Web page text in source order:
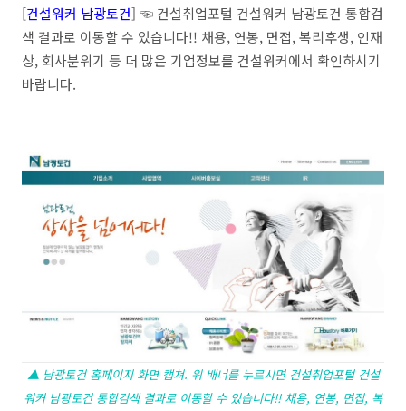
[건설워커 남광토건] ☜ 건설취업포털 건설워커 남광토건 통합검
색 결과로 이동할 수 있습니다!! 채용, 연봉, 면접, 복리후생, 인재
상, 회사분위기 등 더 많은 기업정보를 건설워커에서 확인하시기
바랍니다.
▲ 남광토건 홈페이지 화면 캡쳐. 위 배너를 누르시면 건설취업포털 건설
워커 남광토건 통합검색 결과로 이동할 수 있습니다!! 채용, 연봉, 면접, 복